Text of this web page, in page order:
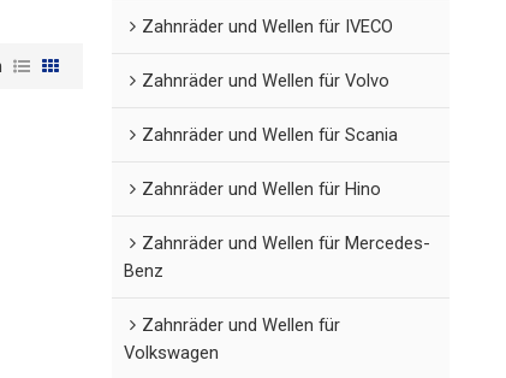
Zahnräder und Wellen für IVECO
Zahnräder und Wellen für Volvo
Zahnräder und Wellen für Scania
Zahnräder und Wellen für Hino
Zahnräder und Wellen für Mercedes-
Benz
Zahnräder und Wellen für
Volkswagen